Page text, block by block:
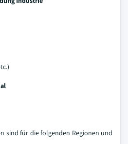
sind für die folgenden Regionen und